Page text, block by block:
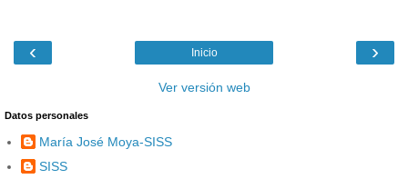
‹ ›
Inicio
Ver versión web
Datos personales
María José Moya-SISS
SISS